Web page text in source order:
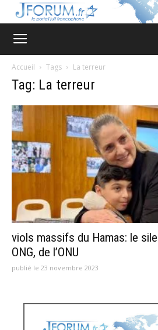
Accueil Tags La terreur
Tag: La terreur
viols massifs du Hamas: le
ONG, de l’ONU
publié le 23 novembre 2023